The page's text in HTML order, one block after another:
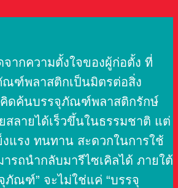
จากความตั้งใจของผู้ก่อตั้ง ที่
ณฑ์พลาสติกเป็นมิตรต่อสิ่ง
คิดค้นบรรจุภัณฑ์พลาสติกรักษ์
สลายได้เร็วขึ้นในธรรมชาติ แต่
แรง ทนทาน สะดวกในการใช้
ารถนำกลับมารีไซเคิลได้ ภายใต้
ภัณฑ์” จะไม่ใช่แค่ “บรรจุ